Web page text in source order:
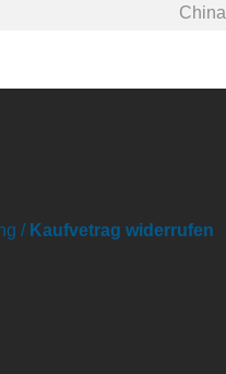
China
/ Kaufvetrag widerrufen